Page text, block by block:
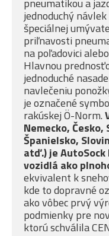
pneumatikou a
jednoduchý
špeciálnej
priľnavosti
na poľadovici
Hlavnou
jednoduché
navlečeniu
je označené
rakúskej Ö-Norm.
Nemecko,
Španielsko,
atď.) je
vozidlá ako
ekvivalent k
kde to dopravné
ako vôbec prvý
podmienky pre
ktorú schválila